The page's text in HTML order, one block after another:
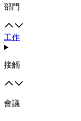
部門
工作
接觸
會議